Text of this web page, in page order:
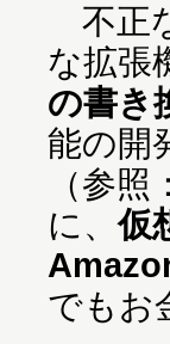
不正
な拡張
の書き
能の開
（参照：
に、仮
でもお